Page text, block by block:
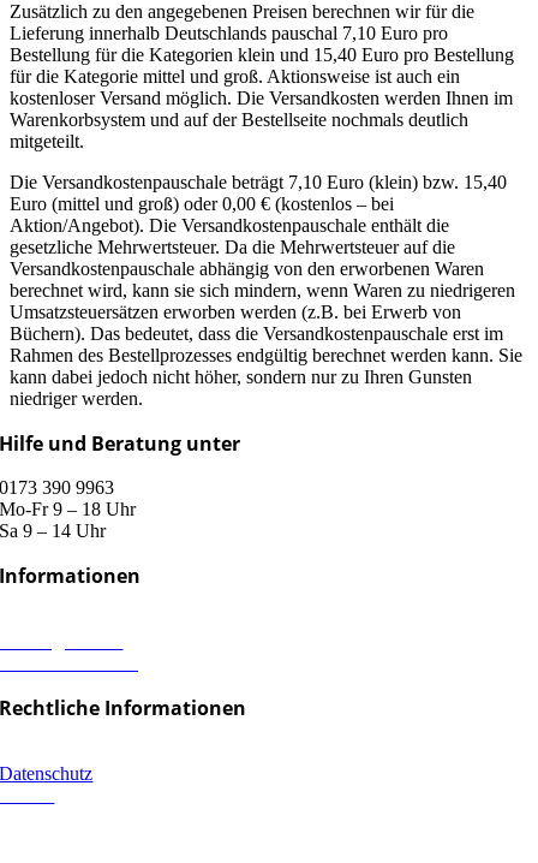
Zusätzlich zu den angegebenen Preisen berechnen wir für die
Lieferung innerhalb Deutschlands pauschal 7,10 Euro pro
Bestellung für die Kategorien klein und 15,40 Euro pro Bestellung
für die Kategorie mittel und groß. Aktionsweise ist auch ein
kostenloser Versand möglich. Die Versandkosten werden Ihnen im
Warenkorbsystem und auf der Bestellseite nochmals deutlich
mitgeteilt.
Die Versandkostenpauschale beträgt 7,10 Euro (klein) bzw. 15,40
Euro (mittel und groß) oder 0,00 € (kostenlos – bei
Aktion/Angebot). Die Versandkostenpauschale enthält die
gesetzliche Mehrwertsteuer. Da die Mehrwertsteuer auf die
Versandkostenpauschale abhängig von den erworbenen Waren
berechnet wird, kann sie sich mindern, wenn Waren zu niedrigeren
Umsatzsteuersätzen erworben werden (z.B. bei Erwerb von
Büchern). Das bedeutet, dass die Versandkostenpauschale erst im
Rahmen des Bestellprozesses endgültig berechnet werden kann. Sie
kann dabei jedoch nicht höher, sondern nur zu Ihren Gunsten
niedriger werden.
Hilfe und Beratung unter
0173 390 9963
Mo-Fr 9 – 18 Uhr
Sa 9 – 14 Uhr
Informationen
Rechtliche Informationen
Datenschutz